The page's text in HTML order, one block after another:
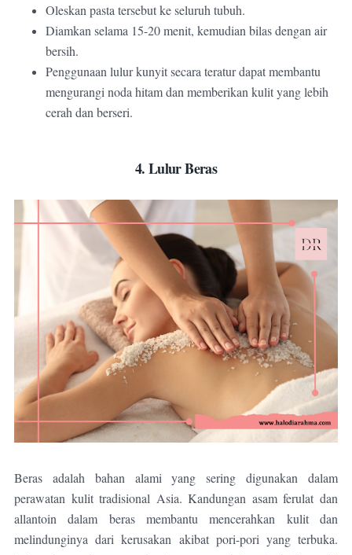
Oleskan pasta tersebut ke seluruh tubuh.
Diamkan selama 15-20 menit, kemudian bilas dengan air
bersih.
Penggunaan lulur kunyit secara teratur dapat membantu
mengurangi noda hitam dan memberikan kulit yang lebih
cerah dan berseri.
4. Lulur Beras
Beras adalah bahan alami yang sering digunakan dalam
perawatan kulit tradisional Asia. Kandungan asam ferulat dan
allantoin dalam beras membantu mencerahkan kulit dan
melindunginya dari kerusakan akibat pori-pori yang terbuka.